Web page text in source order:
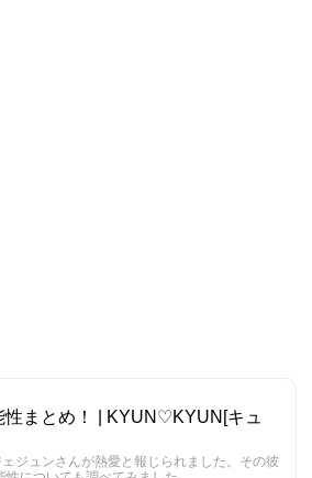
まとめ！ | KYUN♡KYUN[キュ
ジュンさんが熱愛と報じられました。その彼